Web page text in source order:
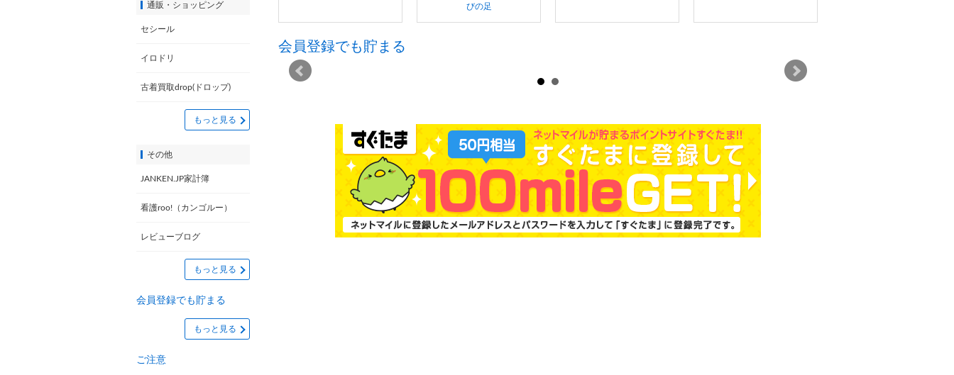
通販・ショッピング
セシール
イロドリ
古着買取drop(ドロップ)
もっと見る
その他
JANKEN.JP家計簿
看護roo!（カンゴルー）
レビューブログ
もっと見る
会員登録でも貯まる
もっと見る
ご注意
びの足
会員登録でも貯まる